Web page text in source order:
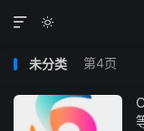


未分类 第4页